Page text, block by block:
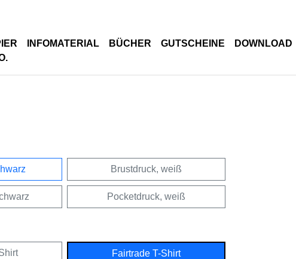
INFOMATERIAL BÜCHER GUTSCHEINE DOWNLOAD
Brustdruck, weiß
Pocketdruck, weiß
Fairtrade T-Shirt